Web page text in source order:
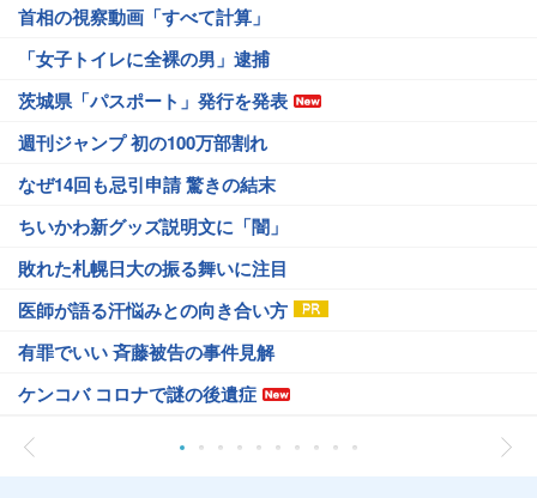
首相の視察動画「すべて計算」
「女子トイレに全裸の男」逮捕
茨城県「パスポート」発行を発表
週刊ジャンプ 初の100万部割れ
なぜ14回も忌引申請 驚きの結末
ちいかわ新グッズ説明文に「闇」
敗れた札幌日大の振る舞いに注目
医師が語る汗悩みとの向き合い方
有罪でいい 斉藤被告の事件見解
ケンコバ コロナで謎の後遺症